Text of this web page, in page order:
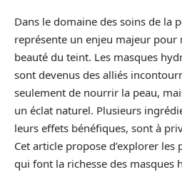
Dans le domaine des soins de la
représente un enjeu majeur pour
beauté du teint. Les masques
sont devenus des alliés
seulement de nourrir la peau,
un éclat naturel. Plusieurs
leurs effets bénéfiques, sont à
Cet article propose d’explorer
qui font la richesse des masques